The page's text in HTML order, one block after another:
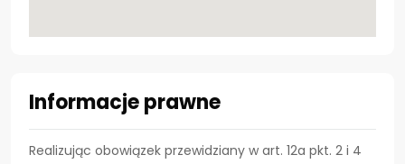
Informacje prawne
Realizując obowiązek przewidziany w art. 12a pkt. 2 i 4